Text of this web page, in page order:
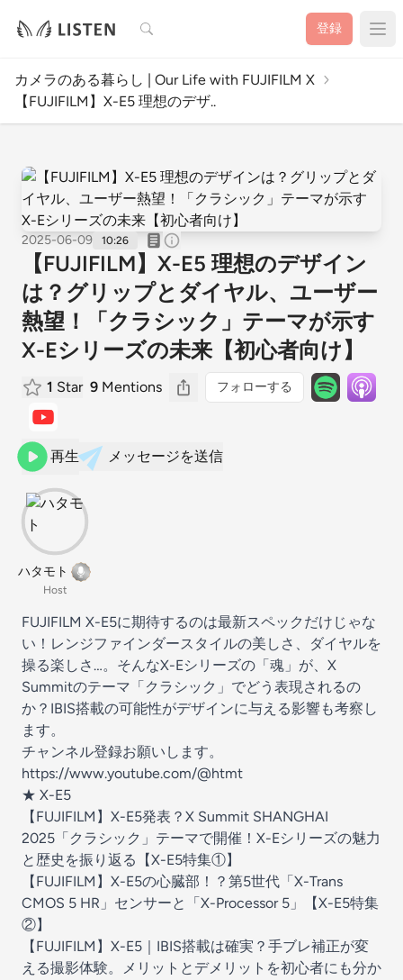
検索 登録
カメラのある暮らし | Our Life with FUJIFILM X
【FUJIFILM】X-E5 理想のデザ..
2025-06-09 10:26
【FUJIFILM】X-E5 理想のデザイン
は？グリップとダイヤル、ユーザー
熱望！「クラシック」テーマが示す
X-Eシリーズの未来【初心者向け】
1 Star 9 Mentions フォローする
再生 メッセージを送信
ハタモト
Host
FUJIFILM X-E5に期待するのは最新スペックだけじゃな
い！レンジファインダースタイルの美しさ、ダイヤルを
操る楽しさ…。そんなX-Eシリーズの「魂」が、X
Summitのテーマ「クラシック」でどう表現されるの
か？IBIS搭載の可能性がデザインに与える影響も考察し
ます。
チャンネル登録お願いします。
https://www.youtube.com/@htmt
★ X-E5
【FUJIFILM】X-E5発表？X Summit SHANGHAI
2025「クラシック」テーマで開催！X-Eシリーズの魅力
と歴史を振り返る【X-E5特集①】
【FUJIFILM】X-E5の心臓部！？第5世代「X-Trans
CMOS 5 HR」センサーと「X-Processor 5」【X-E5特集
②】
【FUJIFILM】X-E5｜IBIS搭載は確実？手ブレ補正が変
える撮影体験。メリットとデメリットを初心者にも分か